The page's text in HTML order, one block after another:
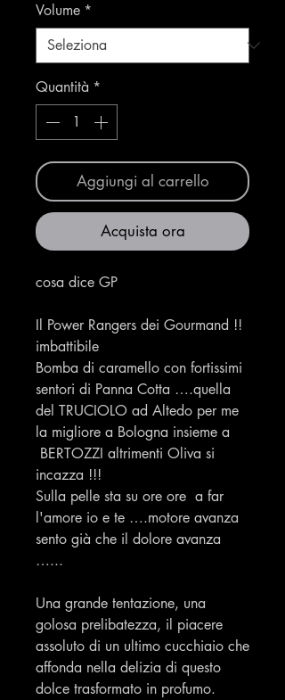
Volume *
Quantità *
Aggiungi al carrello
Acquista ora
cosa dice GP
Il Power Rangers dei Gourmand !!
imbattibile
Bomba di caramello con fortissimi
sentori di Panna Cotta ….quella
del TRUCIOLO ad Altedo per me
la migliore a Bologna insieme a
BERTOZZI altrimenti Oliva si
incazza !!!
Sulla pelle sta su ore ore a far
l'amore io e te ….motore avanza
sento già che il dolore avanza
…...
Una grande tentazione, una
golosa prelibatezza, il piacere
assoluto di un ultimo cucchiaio che
affonda nella delizia di questo
dolce trasformato in profumo.